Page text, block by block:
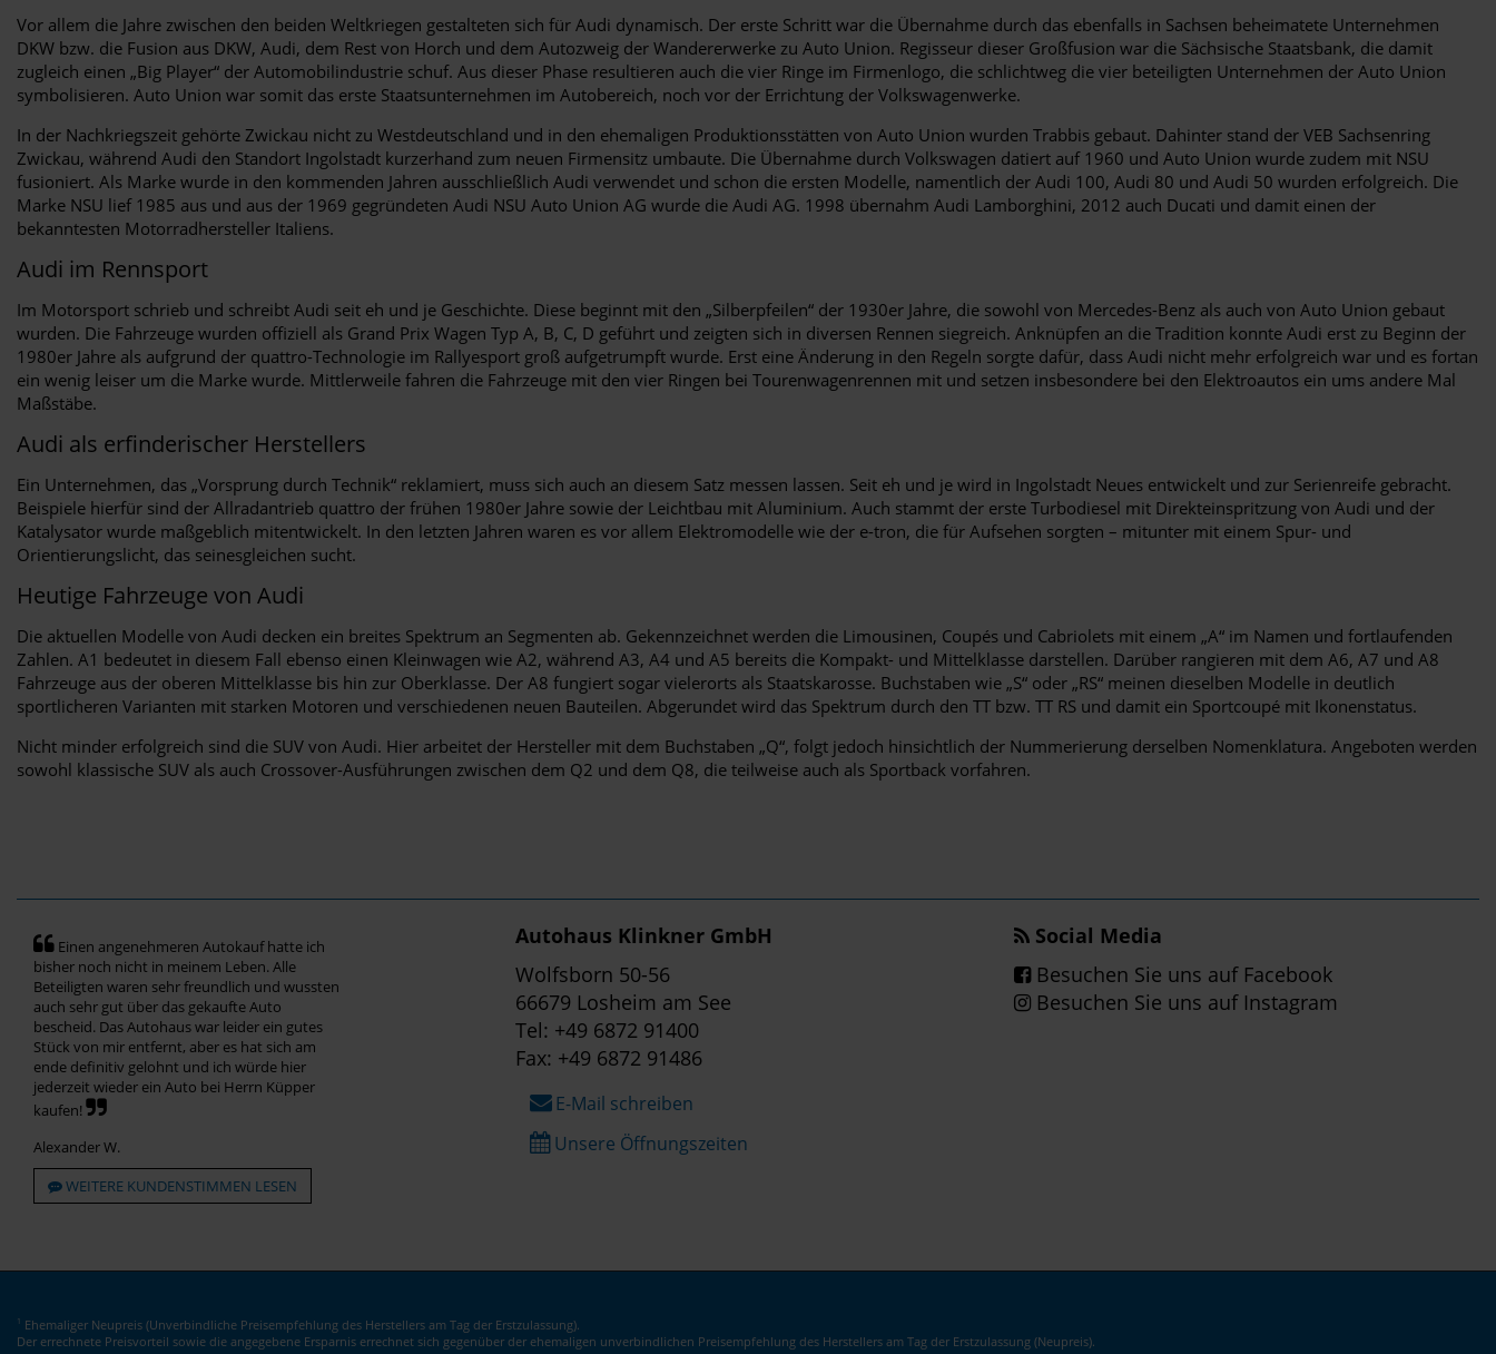
Vor allem die Jahre zwischen den beiden Weltkriegen gestalteten sich für Audi dynamisch. Der erste Schritt war die Übernahme durch das ebenfalls in Sachsen beheimatete Unternehmen
DKW bzw. die Fusion aus DKW, Audi, dem Rest von Horch und dem Autozweig der Wandererwerke zu Auto Union. Regisseur dieser Großfusion war die Sächsische Staatsbank, die damit
zugleich einen „Big Player“ der Automobilindustrie schuf. Aus dieser Phase resultieren auch die vier Ringe im Firmenlogo, die schlichtweg die vier beteiligten Unternehmen der Auto Union
symbolisieren. Auto Union war somit das erste Staatsunternehmen im Autobereich, noch vor der Errichtung der Volkswagenwerke.
In der Nachkriegszeit gehörte Zwickau nicht zu Westdeutschland und in den ehemaligen Produktionsstätten von Auto Union wurden Trabbis gebaut. Dahinter stand der VEB Sachsenring
Zwickau, während Audi den Standort Ingolstadt kurzerhand zum neuen Firmensitz umbaute. Die Übernahme durch Volkswagen datiert auf 1960 und Auto Union wurde zudem mit NSU
fusioniert. Als Marke wurde in den kommenden Jahren ausschließlich Audi verwendet und schon die ersten Modelle, namentlich der Audi 100, Audi 80 und Audi 50 wurden erfolgreich. Die
Marke NSU lief 1985 aus und aus der 1969 gegründeten Audi NSU Auto Union AG wurde die Audi AG. 1998 übernahm Audi Lamborghini, 2012 auch Ducati und damit einen der
bekanntesten Motorradhersteller Italiens.
Audi im Rennsport
Im Motorsport schrieb und schreibt Audi seit eh und je Geschichte. Diese beginnt mit den „Silberpfeilen“ der 1930er Jahre, die sowohl von Mercedes-Benz als auch von Auto Union gebaut
wurden. Die Fahrzeuge wurden offiziell als Grand Prix Wagen Typ A, B, C, D geführt und zeigten sich in diversen Rennen siegreich. Anknüpfen an die Tradition konnte Audi erst zu Beginn der
1980er Jahre als aufgrund der quattro-Technologie im Rallyesport groß aufgetrumpft wurde. Erst eine Änderung in den Regeln sorgte dafür, dass Audi nicht mehr erfolgreich war und es fortan
ein wenig leiser um die Marke wurde. Mittlerweile fahren die Fahrzeuge mit den vier Ringen bei Tourenwagenrennen mit und setzen insbesondere bei den Elektroautos ein ums andere Mal
Maßstäbe.
Audi als erfinderischer Herstellers
Ein Unternehmen, das „Vorsprung durch Technik“ reklamiert, muss sich auch an diesem Satz messen lassen. Seit eh und je wird in Ingolstadt Neues entwickelt und zur Serienreife gebracht.
Beispiele hierfür sind der Allradantrieb quattro der frühen 1980er Jahre sowie der Leichtbau mit Aluminium. Auch stammt der erste Turbodiesel mit Direkteinspritzung von Audi und der
Katalysator wurde maßgeblich mitentwickelt. In den letzten Jahren waren es vor allem Elektromodelle wie der e-tron, die für Aufsehen sorgten – mitunter mit einem Spur- und
Orientierungslicht, das seinesgleichen sucht.
Heutige Fahrzeuge von Audi
Die aktuellen Modelle von Audi decken ein breites Spektrum an Segmenten ab. Gekennzeichnet werden die Limousinen, Coupés und Cabriolets mit einem „A“ im Namen und fortlaufenden
Zahlen. A1 bedeutet in diesem Fall ebenso einen Kleinwagen wie A2, während A3, A4 und A5 bereits die Kompakt- und Mittelklasse darstellen. Darüber rangieren mit dem A6, A7 und A8
Fahrzeuge aus der oberen Mittelklasse bis hin zur Oberklasse. Der A8 fungiert sogar vielerorts als Staatskarosse. Buchstaben wie „S“ oder „RS“ meinen dieselben Modelle in deutlich
sportlicheren Varianten mit starken Motoren und verschiedenen neuen Bauteilen. Abgerundet wird das Spektrum durch den TT bzw. TT RS und damit ein Sportcoupé mit Ikonenstatus.
Nicht minder erfolgreich sind die SUV von Audi. Hier arbeitet der Hersteller mit dem Buchstaben „Q“, folgt jedoch hinsichtlich der Nummerierung derselben Nomenklatura. Angeboten werden
sowohl klassische SUV als auch Crossover-Ausführungen zwischen dem Q2 und dem Q8, die teilweise auch als Sportback vorfahren.
Einen angenehmeren Autokauf hatte ich
bisher noch nicht in meinem Leben. Alle
Beteiligten waren sehr freundlich und wussten
auch sehr gut über das gekaufte Auto
bescheid. Das Autohaus war leider ein gutes
Stück von mir entfernt, aber es hat sich am
ende definitiv gelohnt und ich würde hier
jederzeit wieder ein Auto bei Herrn Küpper
kaufen!
Alexander W.
WEITERE KUNDENSTIMMEN LESEN
Autohaus Klinkner GmbH
Wolfsborn 50-56
66679 Losheim am See
Tel: +49 6872 91400
Fax: +49 6872 91486
E-Mail schreiben
Unsere Öffnungszeiten
Social Media
Besuchen Sie uns auf Facebook
Besuchen Sie uns auf Instagram
1 Ehemaliger Neupreis (Unverbindliche Preisempfehlung des Herstellers am Tag der Erstzulassung).
Der errechnete Preisvorteil sowie die angegebene Ersparnis errechnet sich gegenüber der ehemaligen unverbindlichen Preisempfehlung des Herstellers am Tag der Erstzulassung (Neupreis).